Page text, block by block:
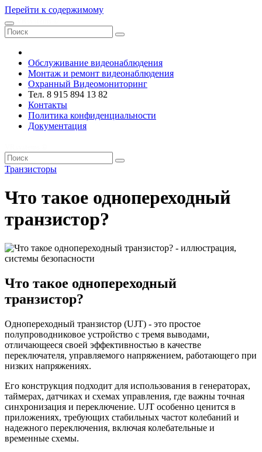
Перейти к содержимому
Обслуживание видеонаблюдения
Монтаж и ремонт видеонаблюдения
Охранный Видеомониторинг
Тел. 8 915 894 13 82
Контакты
Политика конфиденциальности
Документация
Транзисторы
Что такое однопереходный
транзистор?
Что такое однопереходный
транзистор?
Однопереходный транзистор (UJT) - это простое
полупроводниковое устройство с тремя выводами,
отличающееся своей эффективностью в качестве
переключателя, управляемого напряжением, работающего при
низких напряжениях.
Его конструкция подходит для использования в генераторах,
таймерах, датчиках и схемах управления, где важны точная
синхронизация и переключение. UJT особенно ценится в
приложениях, требующих стабильных частот колебаний и
надежного переключения, включая колебательные и
временные схемы.